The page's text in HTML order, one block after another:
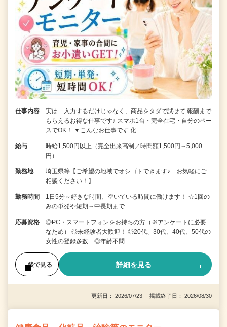
仕事内容
実は…入力するだけじゃなく、商品をタダで試せて 報酬まで
もらえるお得な仕事です♪ スマホ1台・完全在宅・自分のペー
スでOK！ ▼こんなお仕事です 化…
給与
時給1,500円以上（完全出来高制／時間額1,500円～5,000
円）
勤務地
埼玉県等【ご希望の地域でオシゴトできます♪ お気軽にご
相談ください！】
勤務時間
1日5分～好きな時間、空いている時間に働けます！ ☆1回の
みの単発や短期～中長期まで…
応募資格
◎PC・スマートフォンをお持ちの方（※アンケートに必要
なため） ◎未経験者大歓迎！ ◎20代、30代、40代、50代の
女性の登録多数 ◎年齢不問
後で見る 詳細を見る
更新日： 2026/07/23 掲載終了日： 2026/08/30